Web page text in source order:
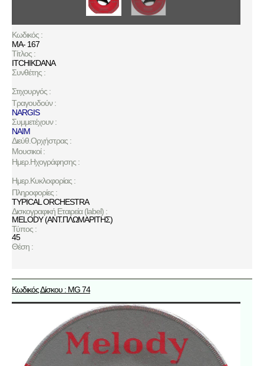
Κωδικός :
MA- 167
Τίτλος :
ITCHIKDANA
Συνθέτης :
Στιχουργός :
Τραγουδούν :
NARGIS
Συμμετέχουν :
NAIM
Διεύθ.Ορχήστρας :
Μουσικοί :
Ημερ.Ηχογράφησης :
Ημερ.Κυκλοφορίας :
Πληροφορίες :
TYPICAL ORCHESTRA
Δισκογραφική Εταιρεία (label) :
MELODY (ΑΝΤ.ΠΛΩΜΑΡΙΤΗΣ)
Τύπος :
45
Θέση :
Κωδικός Δίσκου : MG 74